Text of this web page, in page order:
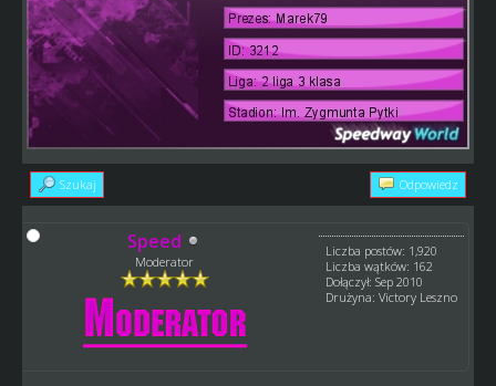
Szukaj Odpowiedz
Speed
Moderator
Liczba postów: 1,920
Liczba wątków: 162
Dołączył: Sep 2010
Drużyna: Victory Leszno